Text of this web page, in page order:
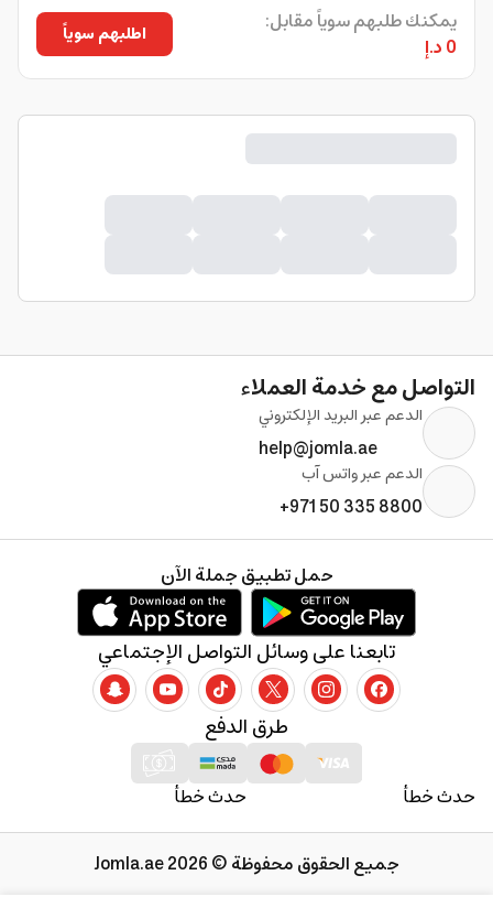
يمكنك طلبهم سوياً مقابل:
0 د.إ
اطلبهم سوياً
التواصل مع خدمة العملاء
الدعم عبر البريد الإلكتروني
help@jomla.ae
الدعم عبر واتس آب
+971 50 335 8800
حدث خطأ حدث خطأ
طرق الدفع
تابعنا على وسائل التواصل الإجتماعي
حمل تطبيق جملة الآن
جميع الحقوق محفوظة © 2026 Jomla.ae